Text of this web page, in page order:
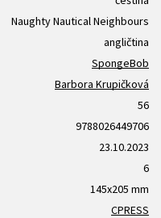
Naughty Nautical Neighbours
angličtina
SpongeBob
Barbora Krupičková
56
9788026449706
23.10.2023
6
145x205 mm
CPRESS